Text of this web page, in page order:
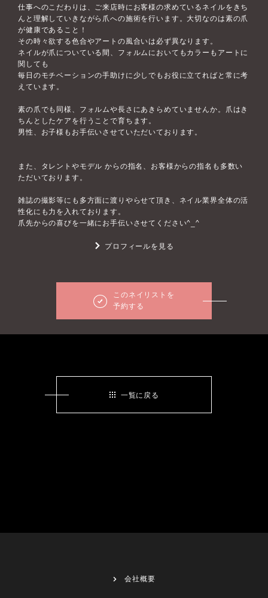
仕事へのこだわりは、ご来店時にお客様の求めているネイルをきち
んと理解していきながら爪への施術を行います。大切なのは素の爪
が健康であること！
その時々欲する色合やアートの風合いは必ず異なります。
ネイルが爪についている間、フォルムにおいてもカラーもアートに
関しても
毎日のモチベーションの手助けに少しでもお役に立てればと常に考
えています。
素の爪でも同様、フォルムや長さにあきらめていませんか。爪はき
ちんとしたケアを行うことで育ちます。
男性、お子様もお手伝いさせていただいております。
また、タレントやモデル からの指名、お客様からの指名も多数い
ただいております。
雑誌の撮影等にも多方面に渡りやらせて頂き、ネイル業界全体の活
性化にも力を入れております。
爪先からの喜びを一緒にお手伝いさせてください^_^
プロフィールを見る
このネイリストを
予約する
一覧に戻る
会社概要